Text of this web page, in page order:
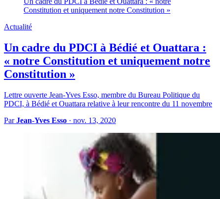
Constitution et uniquement notre Constitution »
Actualité
Un cadre du PDCI à Bédié et Ouattara :
« notre Constitution et uniquement notre
Constitution »
Lettre ouverte Jean-Yves Esso, membre du Bureau Politique du
PDCI, à Bédié et Ouattara relative à leur rencontre du 11 novembre
ParJean-Yves Esso · nov. 13, 2020